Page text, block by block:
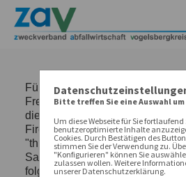
Bitte treffen Sie eine Auswahl
Um diese Webseite für Sie
benutzeroptimierte Inhalte
Cookies. Durch Bestätigen des
stimmen Sie der Verwendung zu.
"Konfigurieren" können Sie
zulassen wollen. Weitere
unserer Datenschutzerklärung.